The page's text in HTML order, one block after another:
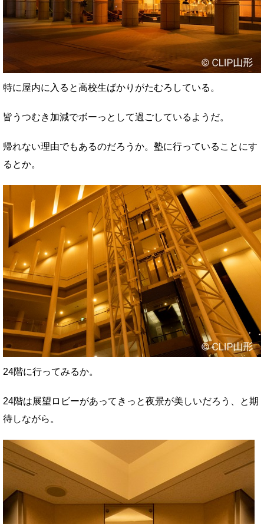
特に屋内に入ると高校生ばかりがたむろしている。
皆うつむき加減でボーっとして過ごしているようだ。
帰れない理由でもあるのだろうか。塾に行っていることにす
るとか。
24階に行ってみるか。
24階は展望ロビーがあってきっと夜景が美しいだろう、と期
待しながら。